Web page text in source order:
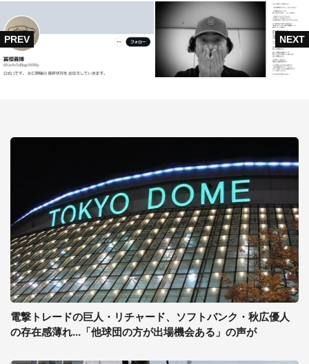
電撃トレードの巨人・リチャード、ソフトバンク・秋広優人
の存在感薄れ...「他球団の方が出場機会ある」の声が